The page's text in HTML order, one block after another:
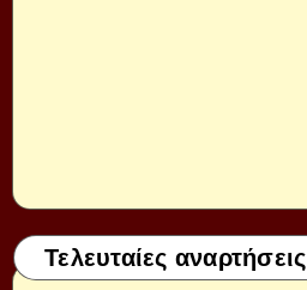
Τελευταίες αναρτήσεις